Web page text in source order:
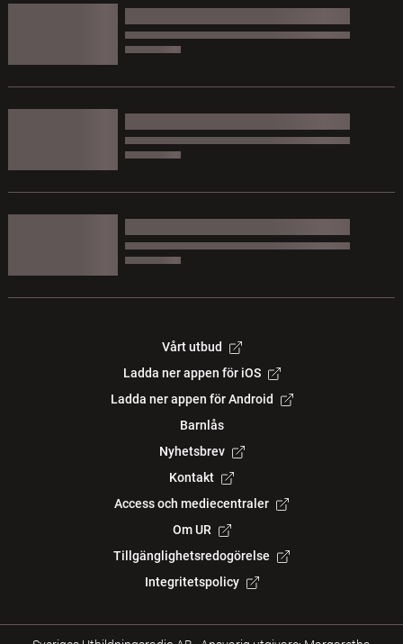
Vårt utbud
Ladda ner appen för iOS
Ladda ner appen för Android
Barnlås
Nyhetsbrev
Kontakt
Access och mediecentraler
Om UR
Tillgänglighetsredogörelse
Integritetspolicy